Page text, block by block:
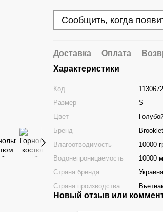
Сообщить, когда
Доставка Оплата
Характеристики
Код
Размер
S
Цвет
Бренд
Brooklet
Влагоотводимость
10000
Водонепроницаемость
10000
Страна бренда
Украина
Страна производства
Новый отзыв или